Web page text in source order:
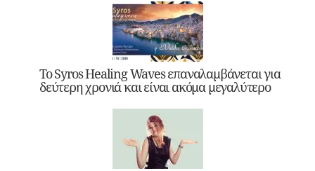
Το Syros Healing Waves επαναλαμβάνεται για
δεύτερη χρονιά και είναι ακόμα μεγαλύτερο